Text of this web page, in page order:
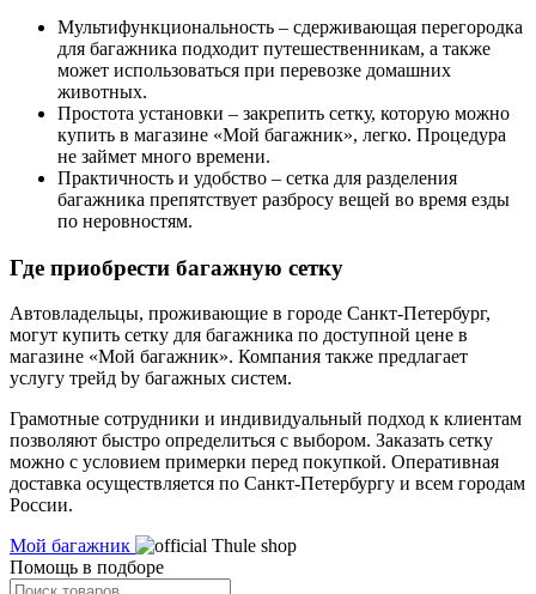
Мультифункциональность – сдерживающая перегородка
для багажника подходит путешественникам, а также
может использоваться при перевозке домашних
животных.
Простота установки – закрепить сетку, которую можно
купить в магазине «Мой багажник», легко. Процедура
не займет много времени.
Практичность и удобство – сетка для разделения
багажника препятствует разбросу вещей во время езды
по неровностям.
Где приобрести багажную сетку
Автовладельцы, проживающие в городе Санкт-Петербург,
могут купить сетку для багажника по доступной цене в
магазине «Мой багажник». Компания также предлагает
услугу трейд by багажных систем.
Грамотные сотрудники и индивидуальный подход к клиентам
позволяют быстро определиться с выбором. Заказать сетку
можно с условием примерки перед покупкой. Оперативная
доставка осуществляется по Санкт-Петербургу и всем городам
России.
Мой багажник
Помощь в подборе